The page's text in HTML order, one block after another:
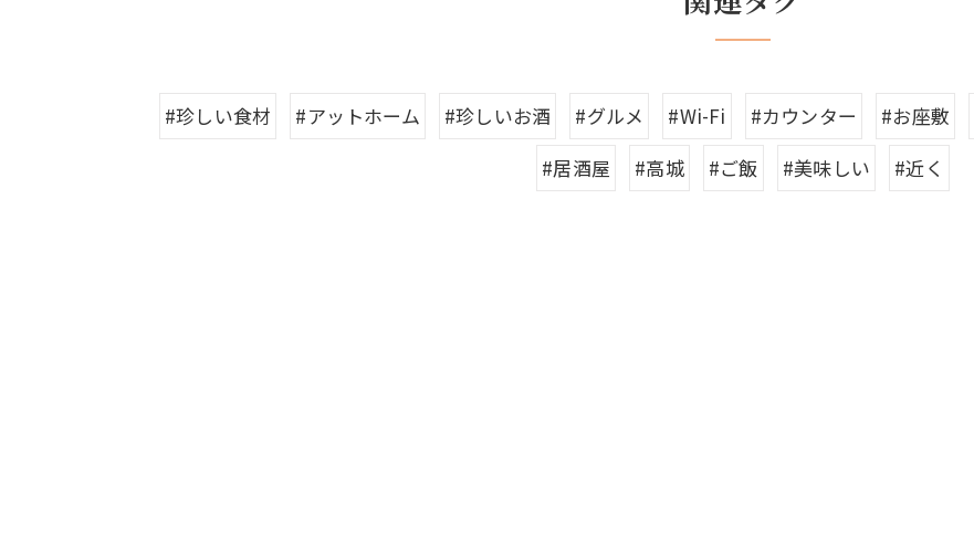
#珍しい食材 #アットホーム #珍しいお酒 #グルメ #Wi-Fi #カウンター #お座敷
#居酒屋
#高城 #ご飯 #美味しい #近く